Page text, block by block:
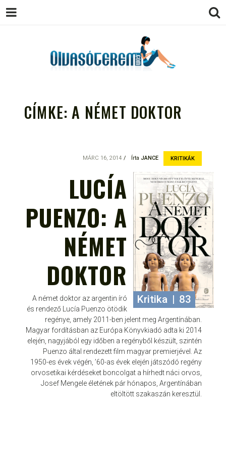
EGÉSZSÉGES OLVASÁS
TÁMOGATÓJA
CÍMKE:A NÉMET DOKTOR
KRITIKÁK
Írta JANCE
MÁRC 16, 2014
Kritika | 83
LUCÍA
PUENZO: A
NÉMET
DOKTOR
A német doktor az argentin író
és rendező Lucía Puenzo ötödik
regénye, amely 2011-ben jelent meg Argentínában.
Magyar fordításban az Európa Könyvkiadó adta ki 2014
elején, nagyjából egy időben a regényből készült, szintén
Puenzo által rendezett film magyar premierjével. Az
1950-es évek végén, ’60-as évek elején játszódó regény
orvosetikai kérdéseket boncolgat a hírhedt náci orvos,
Josef Mengele életének pár hónapos, Argentínában
eltöltött szakaszán keresztül.